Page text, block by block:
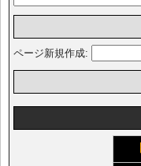
ページ新規作成: